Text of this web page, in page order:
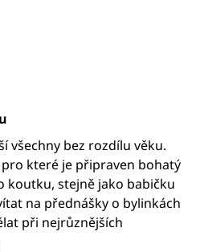
všechny bez rozdílu věku.
které je připraven bohatý
koutku, stejně jako babičku
na přednášky o bylinkách
při nejrůznějších